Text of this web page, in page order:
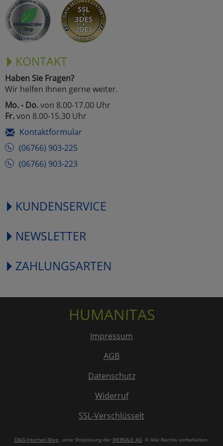
KONTAKT
Haben Sie Fragen?
Wir helfen Ihnen gerne weiter.
Mo. - Do.von 8.00-17.00 Uhr
Fr.von 8.00-15.30 Uhr
Kontaktformular
(06766) 903-225
(06766) 903-223
KUNDENSERVICE
NEWSLETTER
ZAHLUNGSARTEN
HUMANITAS
Impressum
AGB
Datenschutz
Widerruf
SSL-Verschlüsselt
D&G-Internet-Shop, eine Shoplösung der WEBSALE AG. © Alle Rechte vorbehalten.
Marketing
Alle Akzeptieren
Cookies
Einstellungen speichern